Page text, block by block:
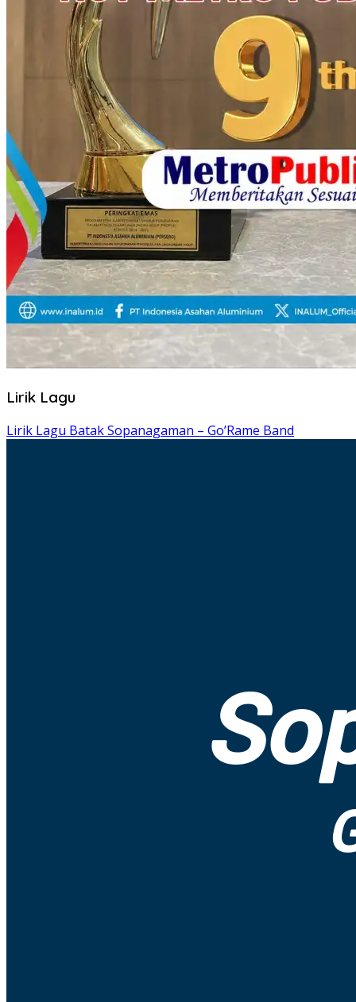
Lirik Lagu
Lirik Lagu Batak Sopanagaman – Go’Rame Band